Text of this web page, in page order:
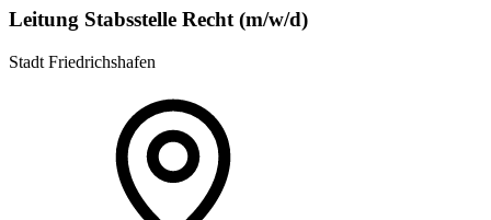
Leitung Stabsstelle Recht (m/w/d)
Stadt Friedrichshafen